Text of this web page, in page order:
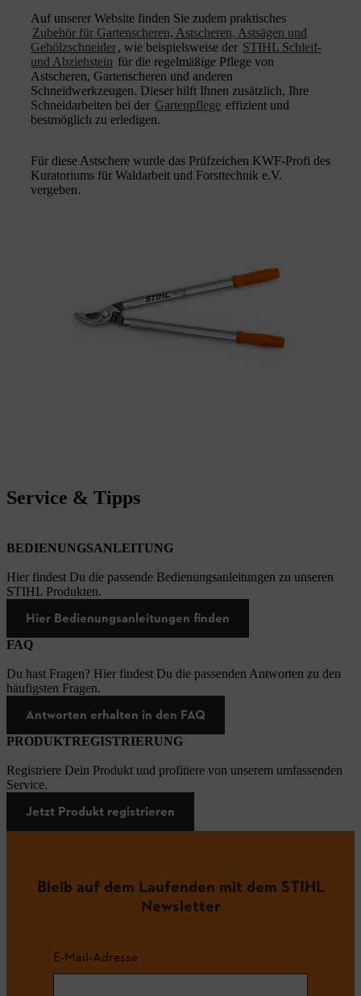
Auf unserer Website finden Sie zudem praktisches
Zubehör für Gartenscheren, Astscheren, Astsägen und
Gehölzschneider, wie beispielsweise der STIHL Schleif-
und Abziehstein für die regelmäßige Pflege von
Astscheren, Gartenscheren und anderen
Schneidwerkzeugen. Dieser hilft Ihnen zusätzlich, Ihre
Schneidarbeiten bei der Gartenpflege effizient und
bestmöglich zu erledigen.
Für diese Astschere wurde das Prüfzeichen KWF-Profi des
Kuratoriums für Waldarbeit und Forsttechnik e.V.
vergeben.
Service & Tipps
BEDIENUNGSANLEITUNG
Hier findest Du die passende Bedienungsanleitungen zu unseren
STIHL Produkten.
Hier Bedienungsanleitungen finden
FAQ
Du hast Fragen? Hier findest Du die passenden Antworten zu den
häufigsten Fragen.
Antworten erhalten in den FAQ
PRODUKTREGISTRIERUNG
Registriere Dein Produkt und profitiere von unserem umfassenden
Service.
Jetzt Produkt registrieren
Bleib auf dem Laufenden mit dem STIHL
Newsletter
E-Mail-Adresse